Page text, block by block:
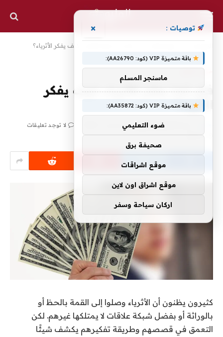
فكر كما يفكر الأثرياء، كيف يفكر الأثرياء؟
حول المال
فكر كما يفكر الأثرياء، كيف يفكر
الأثرياء؟
محرر المليون ديسمبر 1, 2025
لا توجد تعليقات
4 دقائق
كثيرون يظنون أن الأثرياء وصلوا إلى القمة بالحظ أو
بالوراثة أو بفضل شبكة علاقات لا يمتلكها غيرهم. لكن
التعمق في قصصهم وطريقة تفكيرهم يكشف شيئًا
توصيات : ×
باقة متميزة VIP (كود: AA26790):
ماسنجر المسلم
باقة متميزة VIP (كود: AA35872):
ضوء التعليمي
صحيفة برق
موقع اشراقات
موقع اشراق اون لاين
اركان سياحة وسفر